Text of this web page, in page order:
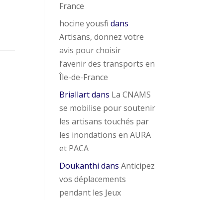
France
hocine yousfi dans
Artisans, donnez votre
avis pour choisir
l’avenir des transports en
Île-de-France
Briallartdans La CNAMS
se mobilise pour soutenir
les artisans touchés par
les inondations en AURA
et PACA
Doukanthi dansAnticipez
vos déplacements
pendant les Jeux